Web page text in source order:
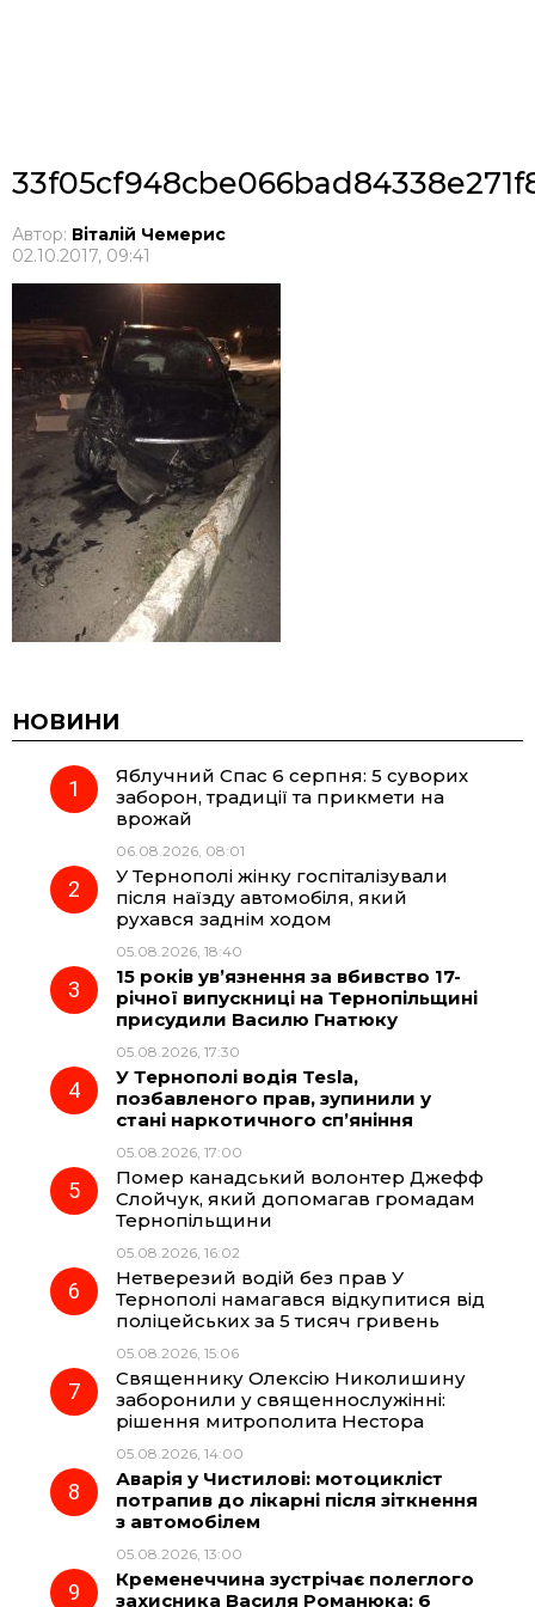
Автор: Віталій Чемерис
02.10.2017, 09:41
НОВИНИ
Яблучний Спас 6 серпня: 5 суворих
заборон, традиції та прикмети на
врожай
06.08.2026, 08:01
У Тернополі жінку госпіталізували
після наїзду автомобіля, який
рухався заднім ходом
05.08.2026, 18:40
15 років ув’язнення за вбивство 17-
річної випускниці на Тернопільщині
присудили Василю Гнатюку
05.08.2026, 17:30
У Тернополі водія Tesla,
позбавленого прав, зупинили у
стані наркотичного сп’яніння
05.08.2026, 17:00
Помер канадський волонтер Джефф
Слойчук, який допомагав громадам
Тернопільщини
05.08.2026, 16:02
Нетверезий водій без прав У
Тернополі намагався відкупитися від
поліцейських за 5 тисяч гривень
05.08.2026, 15:06
Священнику Олексію Николишину
заборонили у священнослужінні:
рішення митрополита Нестора
05.08.2026, 14:00
Аварія у Чистилові: мотоцикліст
потрапив до лікарні після зіткнення
з автомобілем
05.08.2026, 13:00
Кременеччина зустрічає полеглого
захисника Василя Романюка: 6